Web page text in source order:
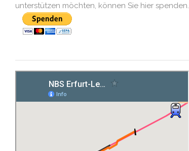
unterstützen möchten, können Sie hier spenden.